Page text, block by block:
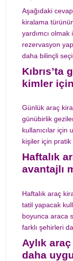
Aşağıdaki
kiralama
yardımcı olmak
rezervasyon
daha bilinçli
kimler
Günlük araç
günübirlik
kullanıcılar için
kişiler için
Haftalık
avantajlı
Haftalık araç
tatil yapacak
boyunca araca
farklı şehirleri
Aylık
daha